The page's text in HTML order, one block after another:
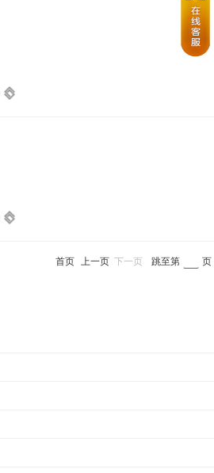
首页 上一页 下一页 跳至第 页